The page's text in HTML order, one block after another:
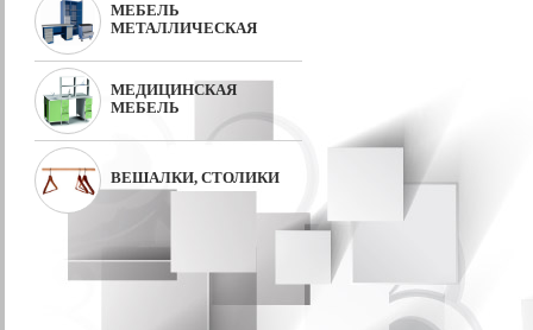
МЕБЕЛЬ
МЕТАЛЛИЧЕСКАЯ
МЕДИЦИНСКАЯ
МЕБЕЛЬ
ВЕШАЛКИ, СТОЛИКИ